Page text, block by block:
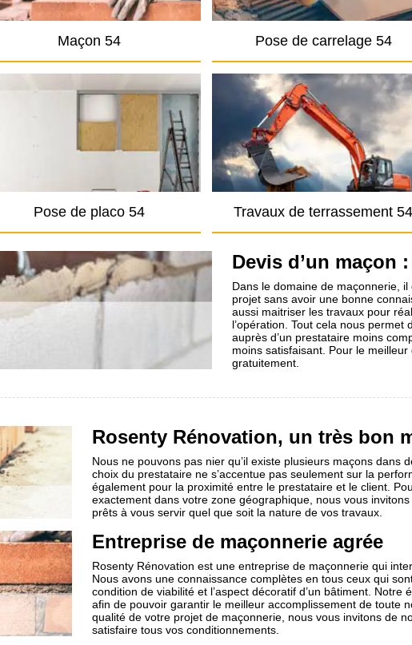
Maçon 54 Pose de carrelage 54
Pose de placo 54 Travaux de terrassement 54
Devis d’un maçon
Dans le domaine de maçonnerie, il
projet sans avoir une bonne
aussi maitriser les travaux pour
l’opération. Tout cela nous
auprès d’un prestataire moins
moins satisfaisant. Pour le
gratuitement.
Rosenty Rénovation, un très bon
Nous ne pouvons pas nier qu’il existe plusieurs maçons dans
choix du prestataire ne s’accentue pas seulement sur la
également pour la proximité entre le prestataire et le client.
exactement dans votre zone géographique, nous vous
prêts à vous servir quel que soit la nature de vos travaux.
Entreprise de maçonnerie agrée
Rosenty Rénovation est une entreprise de maçonnerie qui
Nous avons une connaissance complètes en tous ceux qui
condition de viabilité et l’aspect décoratif d’un bâtiment.
afin de pouvoir garantir le meilleur accomplissement de toute
qualité de votre projet de maçonnerie, nous vous invitons de
satisfaire tous vos conditionnements.